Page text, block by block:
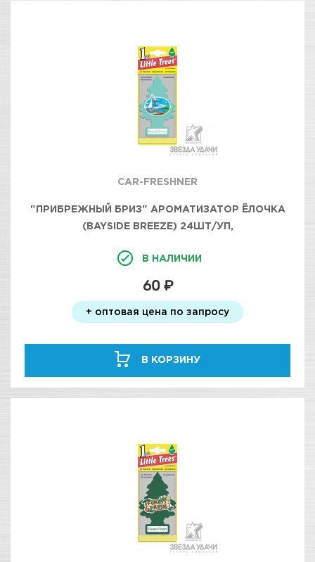
CAR-FRESHNER
"ПРИБРЕЖНЫЙ БРИЗ" АРОМАТИЗАТОР ЁЛОЧКА
(BAYSIDE BREEZE) 24ШТ/УП,
В НАЛИЧИИ
60 ₽
+ оптовая цена по запросу
В КОРЗИНУ